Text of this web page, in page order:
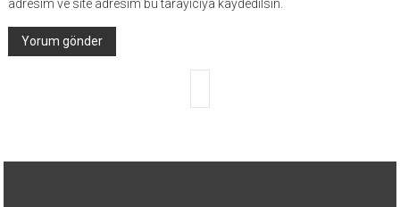
adresim ve site adresim bu tarayıcıya kaydedilsin.